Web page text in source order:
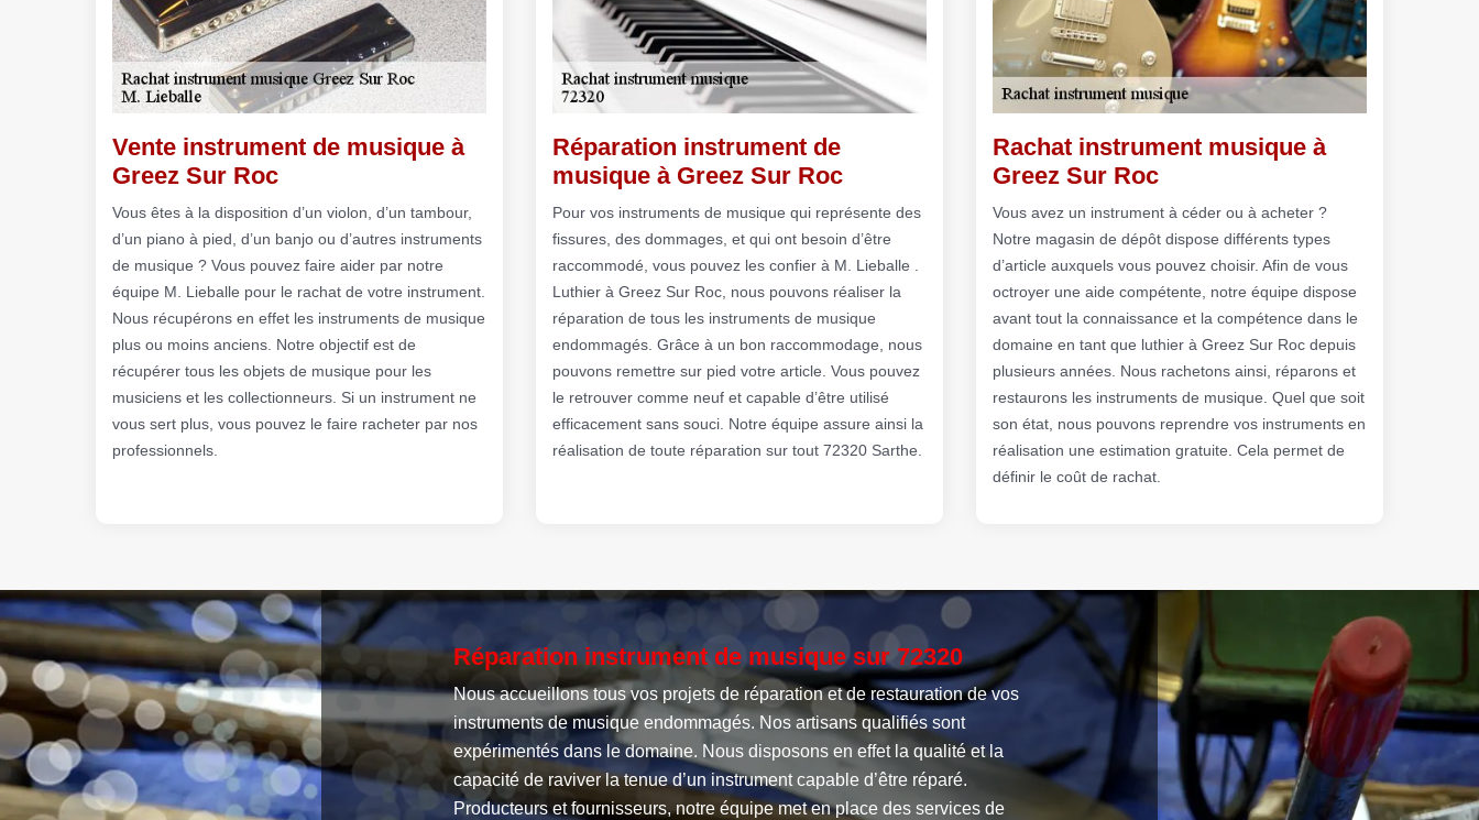
Vente instrument de musique à
Greez Sur Roc
Vous êtes à la disposition d’un violon, d’un tambour,
d’un piano à pied, d’un banjo ou d’autres instruments
de musique ? Vous pouvez faire aider par notre
équipe M. Lieballe pour le rachat de votre instrument.
Nous récupérons en effet les instruments de musique
plus ou moins anciens. Notre objectif est de
récupérer tous les objets de musique pour les
musiciens et les collectionneurs. Si un instrument ne
vous sert plus, vous pouvez le faire racheter par nos
professionnels.
Réparation instrument de
musique à Greez Sur Roc
Pour vos instruments de musique qui représente des
fissures, des dommages, et qui ont besoin d’être
raccommodé, vous pouvez les confier à M. Lieballe .
Luthier à Greez Sur Roc, nous pouvons réaliser la
réparation de tous les instruments de musique
endommagés. Grâce à un bon raccommodage, nous
pouvons remettre sur pied votre article. Vous pouvez
le retrouver comme neuf et capable d’être utilisé
efficacement sans souci. Notre équipe assure ainsi la
réalisation de toute réparation sur tout 72320 Sarthe.
Rachat instrument musique à
Greez Sur Roc
Vous avez un instrument à céder ou à acheter ?
Notre magasin de dépôt dispose différents types
d’article auxquels vous pouvez choisir. Afin de vous
octroyer une aide compétente, notre équipe dispose
avant tout la connaissance et la compétence dans le
domaine en tant que luthier à Greez Sur Roc depuis
plusieurs années. Nous rachetons ainsi, réparons et
restaurons les instruments de musique. Quel que soit
son état, nous pouvons reprendre vos instruments en
réalisation une estimation gratuite. Cela permet de
définir le coût de rachat.
Réparation instrument de musique sur 72320
Nous accueillons tous vos projets de réparation et de restauration de vos
instruments de musique endommagés. Nos artisans qualifiés sont
expérimentés dans le domaine. Nous disposons en effet la qualité et la
capacité de raviver la tenue d’un instrument capable d’être réparé.
Producteurs et fournisseurs, notre équipe met en place des services de